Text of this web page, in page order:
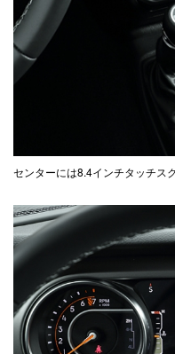
センターには8.4インチタッチス